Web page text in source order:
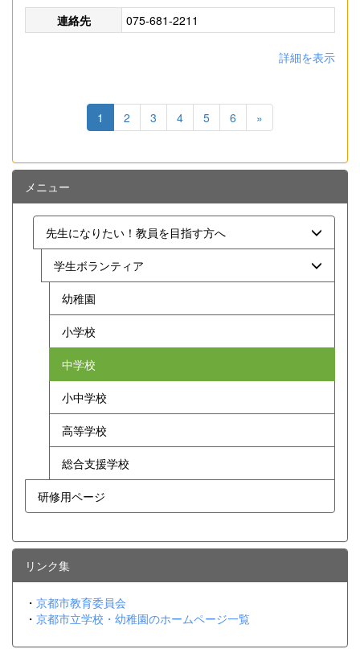
連絡先 075-681-2211
詳細を表示
1 2 3 4 5 6 »
メニュー
先生になりたい！教員を目指す方へ
学生ボランティア
幼稚園
小学校
中学校
小中学校
高等学校
総合支援学校
研修用ページ
リンク集
・ 京都市教育委員会
・ 京都市立学校・幼稚園のホームページ一覧